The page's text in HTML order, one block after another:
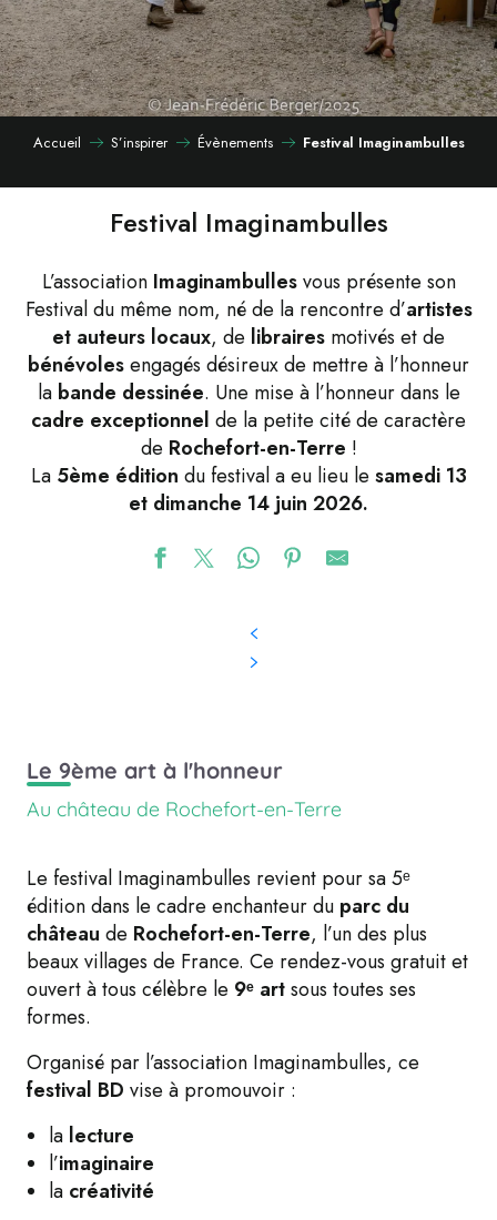
Accueil S’inspirer Évènements Festival Imaginambulles
Festival Imaginambulles
L’association Imaginambullesvous présente son
Festival du même nom, né de la rencontre d’artistes
et auteurs locaux, de libraires motivés et de
bénévolesengagés désireux de mettre à l’honneur
la bande dessinée. Une mise à l’honneur dans le
cadre exceptionnel de la petite cité de caractère
de Rochefort-en-Terre !
La 5ème édition du festival a eu lieu le samedi 13
et dimanche 14 juin 2026.
Le 9ème art à l'honneur
Au château de Rochefort-en-Terre
Le festival Imaginambulles revient pour sa 5ᵉ
édition dans le cadre enchanteur du parc du
château de Rochefort-en-Terre, l’un des plus
beaux villages de France. Ce rendez-vous gratuit et
ouvert à tous célèbre le 9ᵉ artsous toutes ses
formes.
Organisé par l’association Imaginambulles, ce
festival BD vise à promouvoir :
la lecture
l’imaginaire
la créativité